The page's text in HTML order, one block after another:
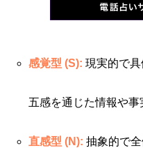
感覚型 (S): 現実的で具
五感を通じた情報や事
直感型 (N): 抽象的で全